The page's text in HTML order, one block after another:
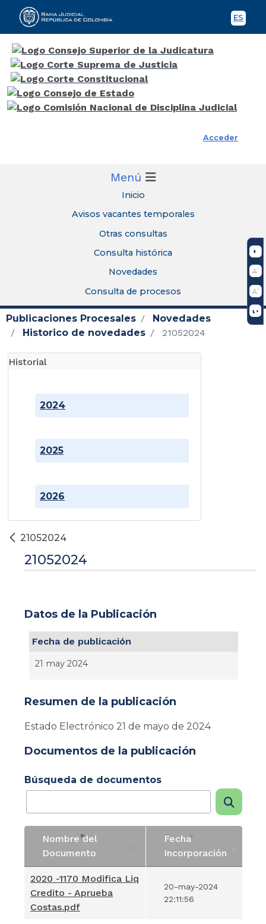
ES
Rama Judicial
Acceder
Menú
Inicio
Avisos vacantes temporales
Otras consultas
Consulta histórica
Novedades
Consulta de procesos
Publicaciones Procesales
Novedades
Historico de novedades
21052024
Historial
2024
2025
2026
21052024
21052024
Datos de la Publicación
Fecha de publicación
21 may 2024
Resumen de la publicación
Estado Electrónico 21 de mayo de 2024
Documentos de la publicación
Búsqueda de documentos
Nombre del
Documento
Fecha
Incorporación
Nombre del
Documento
Incorporación
2020 -1170 Modifica Liq
Credito - Aprueba
Costas.pdf
20-may-2024
22:11:56